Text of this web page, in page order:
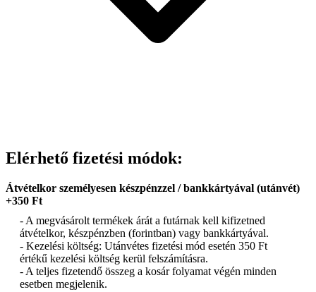
Elérhető fizetési módok:
Átvételkor személyesen készpénzzel / bankkártyával (utánvét)
+350 Ft
- A megvásárolt termékek árát a futárnak kell kifizetned
átvételkor, készpénzben (forintban) vagy bankkártyával.
- Kezelési költség: Utánvétes fizetési mód esetén 350 Ft
értékű kezelési költség kerül felszámításra.
- A teljes fizetendő összeg a kosár folyamat végén minden
esetben megjelenik.